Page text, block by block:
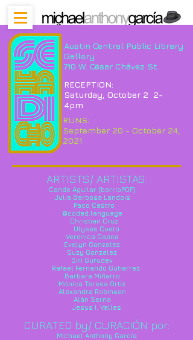
Austin Central Public Library
Gallery
710 W. César Chávez St.
RECEPTION:
Saturday, October 2 2-
4pm
RUNS:
September 20 - October 24,
2021
ARTISTS/ ARTISTAS:
Cande Aguilar (barrioPOP)
Julia Barbosa Landois
Paco Castro
@coded.language
Christian Cruz
Ulyses Cueto
Veronica Gaona
Evelyn Gonzalez
Suzy Gonzalez
Siri Gurudev
Rafael Fernando Gutierrez
Barbara Miñarro
Mónica Teresa Ortiz
Alexandra Robinson
Alán Serna
Jesus I. Valles
CURATED by/ CURACIÓN por:
Michael Anthony García